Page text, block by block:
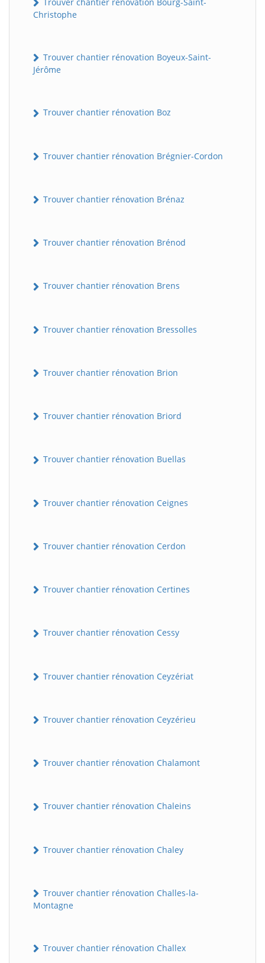
Christophe
Trouver chantier rénovation Boyeux-Saint-
Jérôme
Trouver chantier rénovation Boz
Trouver chantier rénovation Brégnier-Cordon
Trouver chantier rénovation Brénaz
Trouver chantier rénovation Brénod
Trouver chantier rénovation Brens
Trouver chantier rénovation Bressolles
Trouver chantier rénovation Brion
Trouver chantier rénovation Briord
Trouver chantier rénovation Buellas
Trouver chantier rénovation Ceignes
Trouver chantier rénovation Cerdon
Trouver chantier rénovation Certines
Trouver chantier rénovation Cessy
Trouver chantier rénovation Ceyzériat
Trouver chantier rénovation Ceyzérieu
Trouver chantier rénovation Chalamont
Trouver chantier rénovation Chaleins
Trouver chantier rénovation Chaley
Trouver chantier rénovation Challes-la-
Montagne
Trouver chantier rénovation Challex